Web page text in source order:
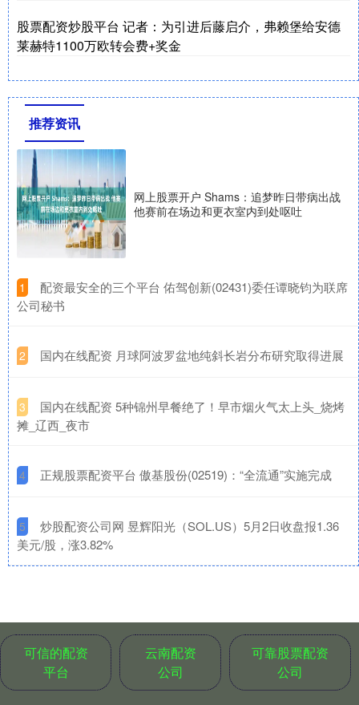
股票配资炒股平台 记者：为引进后藤启介，弗赖堡给安德
莱赫特1100万欧转会费+奖金
推荐资讯
网上股票开户 Shams：追梦昨日带病出战
他赛前在场边和更衣室内到处呕吐
1
​配资最安全的三个平台 佑驾创新(02431)委任谭晓钧为联席
公司秘书
2 ​国内在线配资 月球阿波罗盆地纯斜长岩分布研究取得进展
3
​国内在线配资 5种锦州早餐绝了！早市烟火气太上头_烧烤
摊_辽西_夜市
4 ​正规股票配资平台 傲基股份(02519)：“全流通”实施完成
5
​炒股配资公司网 昱辉阳光（SOL.US）5月2日收盘报1.36
美元/股，涨3.82%
可信的配资
平台
云南配资
公司
可靠股票配资
公司